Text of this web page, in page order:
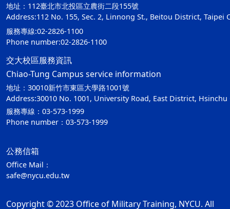
地址：112臺北市北投區立農街二段155號
Address:112 No. 155, Sec. 2, Linnong St., Beitou District, Taipei
服務專線:02-2826-1100
Phone number:02-2826-1100
交大校區服務資訊
Chiao-Tung Campus service information
地址：30010新竹市東區大學路1001號
Address:30010 No. 1001, University Road, East District, Hsinchu
服務專線：03-573-1999
Phone number：03-573-1999
公務信箱
Office Mail：
safe@nycu.edu.tw
Copyright © 2023 Office of Military Training, NYCU. All